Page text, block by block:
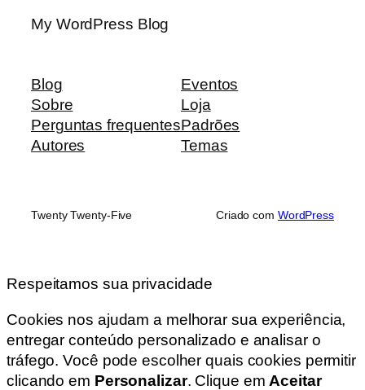
My WordPress Blog
Blog
Sobre
Perguntas frequentes
Autores
Eventos
Loja
Padrões
Temas
Twenty Twenty-Five Criado com WordPress
Respeitamos sua privacidade
Cookies nos ajudam a melhorar sua experiência,
entregar conteúdo personalizado e analisar o
tráfego. Você pode escolher quais cookies permitir
clicando em Personalizar. Clique em Aceitar